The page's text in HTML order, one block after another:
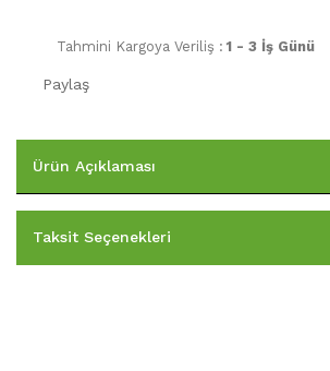
Tahmini Kargoya Veriliş : 1 - 3 İş Günü
Paylaş
Ürün Açıklaması
Taksit Seçenekleri